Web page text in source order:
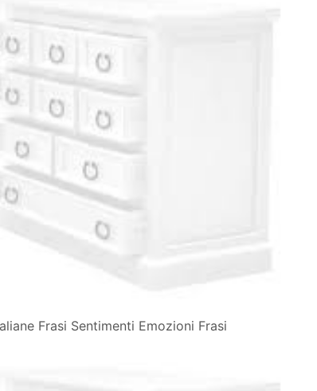
Frasi Sentimenti Emozioni Frasi